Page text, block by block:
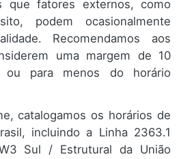
que fatores externos, como
podem ocasionalmente
Recomendamos aos
uma margem de 10
ou para menos do horário
catalogamos os horários de
incluindo a Linha 2363.1
Sul / Estrutural da União